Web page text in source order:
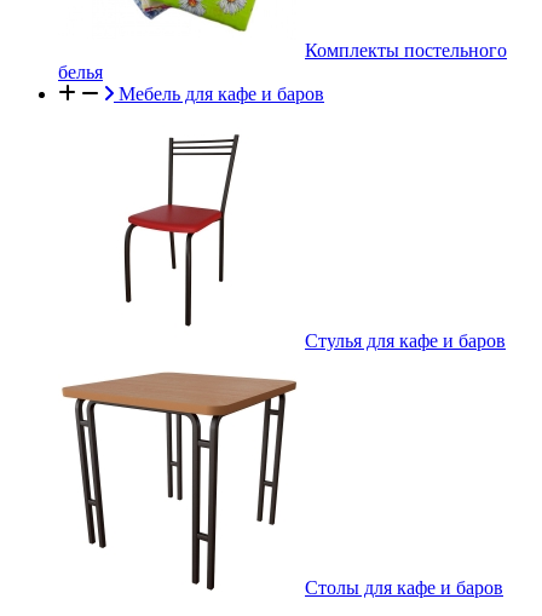
Комплекты постельного
белья
Мебель для кафе и баров
Стулья для кафе и баров
Столы для кафе и баров